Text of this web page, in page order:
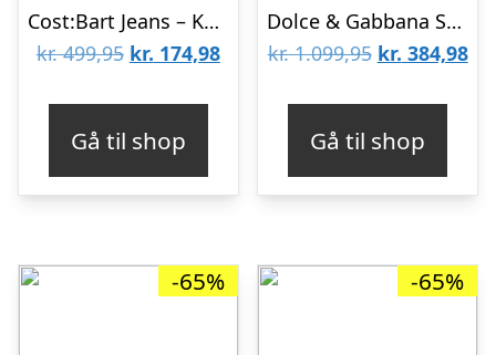
Cost:Bart Jeans – Kameira – Black Wash
kr.499,95 Den
var:
kr. 499,95.
kr. 174,98Den
kr. 174,98.
Gå til shop
Dolce & Gabbana Shorts – Lys Denim
kr.1.099,95 Den
var:
kr. 1.099,95.
kr. 384,98
kr.
Gå til shop
-65% -65%